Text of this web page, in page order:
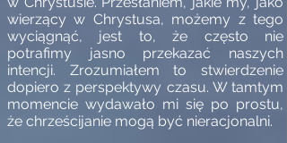
wierzący w Chrystusa, możemy z tego
wyciągnąć, jest to, że często nie
potrafimy jasno przekazać naszych
intencji. Zrozumiałem to stwierdzenie
dopiero z perspektywy czasu. W tamtym
momencie wydawało mi się po prostu,
że chrześcijanie mogą być nieracjonalni.